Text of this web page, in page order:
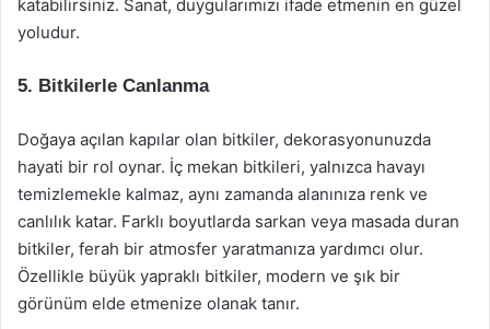
katabilirsiniz. Sanat, duygularımızı ifade etmenin en güzel
yoludur.
5. Bitkilerle Canlanma
Doğaya açılan kapılar olan bitkiler, dekorasyonunuzda
hayati bir rol oynar. İç mekan bitkileri, yalnızca havayı
temizlemekle kalmaz, aynı zamanda alanınıza renk ve
canlılık katar. Farklı boyutlarda sarkan veya masada duran
bitkiler, ferah bir atmosfer yaratmanıza yardımcı olur.
Özellikle büyük yapraklı bitkiler, modern ve şık bir
görünüm elde etmenize olanak tanır.